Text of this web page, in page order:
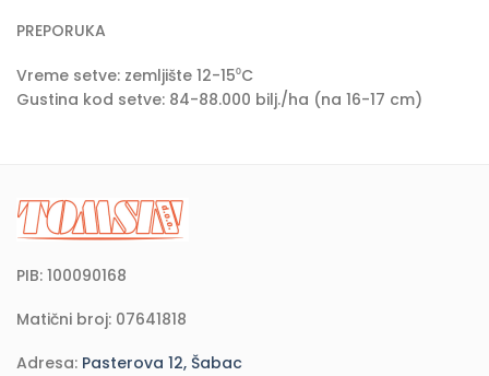
PREPORUKA
Vreme setve: zemljište 12-15⁰C
Gustina kod setve: 84-88.000 bilj./ha (na 16-17 cm)
PIB: 100090168
Matični broj: 07641818
Adresa: Pasterova 12, Šabac